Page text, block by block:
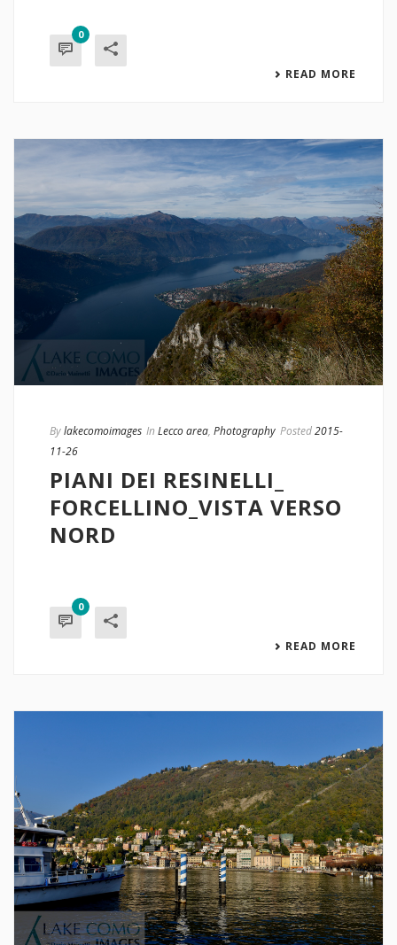
0
READ MORE
Bylakecomoimages In Lecco area, Photography Posted2015-
11-26
PIANI DEI RESINELLI_
FORCELLINO_VISTA VERSO
NORD
0
READ MORE